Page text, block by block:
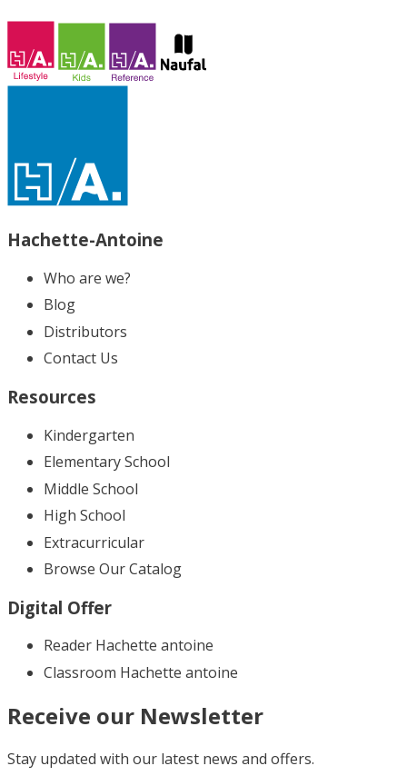
Hachette-Antoine
Who are we?
Blog
Distributors
Contact Us
Resources
Kindergarten
Elementary School
Middle School
High School
Extracurricular
Browse Our Catalog
Digital Offer
Reader Hachette antoine
Classroom Hachette antoine
Receive our Newsletter
Stay updated with our latest news and offers.